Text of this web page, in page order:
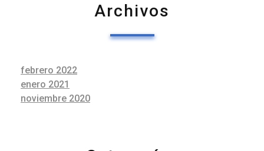
Archivos
febrero 2022
enero 2021
noviembre 2020